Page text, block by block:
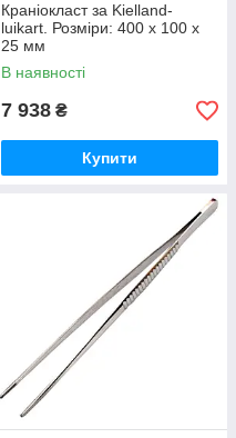
Краніокласт за Kielland-
luikart. Розміри: 400 х 100 х
25 мм
В наявності
7 938 ₴
Купити